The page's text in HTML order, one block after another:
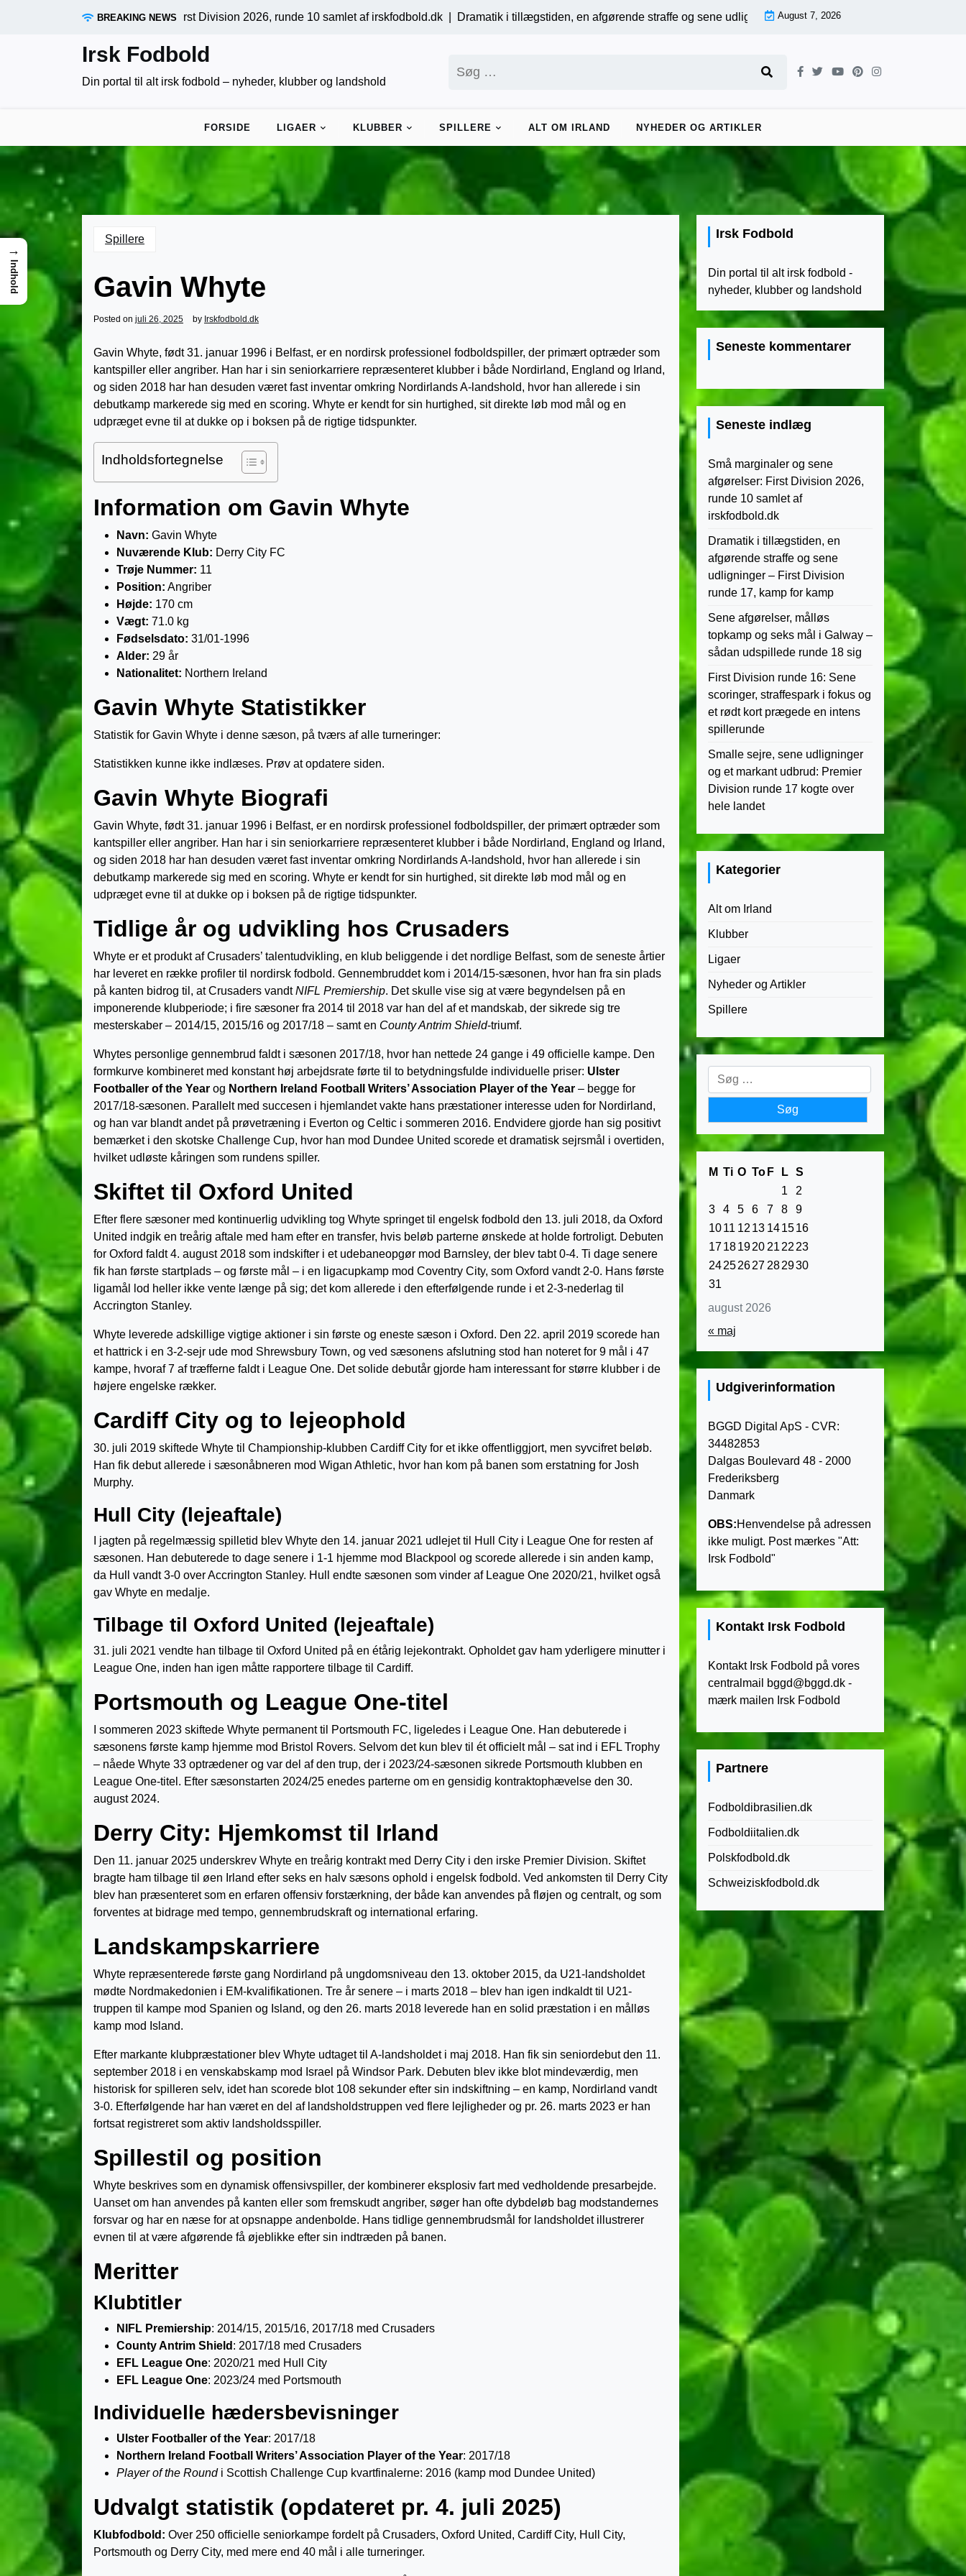
BREAKING NEWS
sene afgørelser: First Division 2026, runde 10 samlet af irskfodbold.dk |Dramatik i tillægstiden, en afgørende straffe og sene udligninger – First Division runde 17, kamp for kamp |
August 7, 2026
Irsk Fodbold
Din portal til alt irsk fodbold – nyheder, klubber og landshold
efter:
FORSIDE LIGAER KLUBBER SPILLERE ALT OM IRLAND NYHEDER OG ARTIKLER
Spillere
Gavin Whyte
Posted on juli 26, 2025 by Irskfodbold.dk
Gavin Whyte, født 31. januar 1996 i Belfast, er en nordirsk professionel fodboldspiller, der primært optræder som
kantspiller eller angriber. Han har i sin seniorkarriere repræsenteret klubber i både Nordirland, England og Irland,
og siden 2018 har han desuden været fast inventar omkring Nordirlands A-landshold, hvor han allerede i sin
debutkamp markerede sig med en scoring. Whyte er kendt for sin hurtighed, sit direkte løb mod mål og en
udpræget evne til at dukke op i boksen på de rigtige tidspunkter.
Indholdsfortegnelse
Information om Gavin Whyte
Navn: Gavin Whyte
Nuværende Klub: Derry City FC
Trøje Nummer: 11
Position: Angriber
Højde: 170 cm
Vægt: 71.0 kg
Fødselsdato: 31/01-1996
Alder: 29 år
Nationalitet: Northern Ireland
Gavin Whyte Statistikker
Statistik for Gavin Whyte i denne sæson, på tværs af alle turneringer:
Statistikken kunne ikke indlæses. Prøv at opdatere siden.
Gavin Whyte Biografi
Gavin Whyte, født 31. januar 1996 i Belfast, er en nordirsk professionel fodboldspiller, der primært optræder som
kantspiller eller angriber. Han har i sin seniorkarriere repræsenteret klubber i både Nordirland, England og Irland,
og siden 2018 har han desuden været fast inventar omkring Nordirlands A-landshold, hvor han allerede i sin
debutkamp markerede sig med en scoring. Whyte er kendt for sin hurtighed, sit direkte løb mod mål og en
udpræget evne til at dukke op i boksen på de rigtige tidspunkter.
Tidlige år og udvikling hos Crusaders
Whyte er et produkt af Crusaders’ talentudvikling, en klub beliggende i det nordlige Belfast, som de seneste årtier
har leveret en række profiler til nordirsk fodbold. Gennembruddet kom i 2014/15-sæsonen, hvor han fra sin plads
på kanten bidrog til, at Crusaders vandtNIFL Premiership. Det skulle vise sig at være begyndelsen på en
imponerende klubperiode; i fire sæsoner fra 2014 til 2018 var han del af et mandskab, der sikrede sig tre
mesterskaber – 2014/15, 2015/16 og 2017/18 – samt en County Antrim Shield-triumf.
Whytes personlige gennembrud faldt i sæsonen 2017/18, hvor han nettede 24 gange i 49 officielle kampe. Den
formkurve kombineret med konstant høj arbejdsrate førte til to betydningsfulde individuelle priser: Ulster
Footballer of the Year og Northern Ireland Football Writers’ Association Player of the Year – begge for
2017/18-sæsonen. Parallelt med succesen i hjemlandet vakte hans præstationer interesse uden for Nordirland,
og han var blandt andet på prøvetræning i Everton og Celtic i sommeren 2016. Endvidere gjorde han sig positivt
bemærket i den skotske Challenge Cup, hvor han mod Dundee United scorede et dramatisk sejrsmål i overtiden,
hvilket udløste kåringen som rundens spiller.
Skiftet til Oxford United
Efter flere sæsoner med kontinuerlig udvikling tog Whyte springet til engelsk fodbold den 13. juli 2018, da Oxford
United indgik en treårig aftale med ham efter en transfer, hvis beløb parterne ønskede at holde fortroligt. Debuten
for Oxford faldt 4. august 2018 som indskifter i et udebaneopgør mod Barnsley, der blev tabt 0-4. Ti dage senere
fik han første startplads – og første mål – i en ligacupkamp mod Coventry City, som Oxford vandt 2-0. Hans første
ligamål lod heller ikke vente længe på sig; det kom allerede i den efterfølgende runde i et 2-3-nederlag til
Accrington Stanley.
Whyte leverede adskillige vigtige aktioner i sin første og eneste sæson i Oxford. Den 22. april 2019 scorede han
et hattrick i en 3-2-sejr ude mod Shrewsbury Town, og ved sæsonens afslutning stod han noteret for 9 mål i 47
kampe, hvoraf 7 af træfferne faldt i League One. Det solide debutår gjorde ham interessant for større klubber i de
højere engelske rækker.
Cardiff City og to lejeophold
30. juli 2019 skiftede Whyte til Championship-klubben Cardiff City for et ikke offentliggjort, men syvcifret beløb.
Han fik debut allerede i sæsonåbneren mod Wigan Athletic, hvor han kom på banen som erstatning for Josh
Murphy.
Hull City (lejeaftale)
I jagten på regelmæssig spilletid blev Whyte den 14. januar 2021 udlejet til Hull City i League One for resten af
sæsonen. Han debuterede to dage senere i 1-1 hjemme mod Blackpool og scorede allerede i sin anden kamp,
da Hull vandt 3-0 over Accrington Stanley. Hull endte sæsonen som vinder af League One 2020/21, hvilket også
gav Whyte en medalje.
Tilbage til Oxford United (lejeaftale)
31. juli 2021 vendte han tilbage til Oxford United på en étårig lejekontrakt. Opholdet gav ham yderligere minutter i
League One, inden han igen måtte rapportere tilbage til Cardiff.
Portsmouth og League One-titel
I sommeren 2023 skiftede Whyte permanent til Portsmouth FC, ligeledes i League One. Han debuterede i
sæsonens første kamp hjemme mod Bristol Rovers. Selvom det kun blev til ét officielt mål – sat ind i EFL Trophy
– nåede Whyte 33 optrædener og var del af den trup, der i 2023/24-sæsonen sikrede Portsmouth klubben en
League One-titel. Efter sæsonstarten 2024/25 enedes parterne om en gensidig kontraktophævelse den 30.
august 2024.
Derry City: Hjemkomst til Irland
Den 11. januar 2025 underskrev Whyte en treårig kontrakt med Derry City i den irske Premier Division. Skiftet
bragte ham tilbage til øen Irland efter seks en halv sæsons ophold i engelsk fodbold. Ved ankomsten til Derry City
blev han præsenteret som en erfaren offensiv forstærkning, der både kan anvendes på fløjen og centralt, og som
forventes at bidrage med tempo, gennembrudskraft og international erfaring.
Landskampskarriere
Whyte repræsenterede første gang Nordirland på ungdomsniveau den 13. oktober 2015, da U21-landsholdet
mødte Nordmakedonien i EM-kvalifikationen. Tre år senere – i marts 2018 – blev han igen indkaldt til U21-
truppen til kampe mod Spanien og Island, og den 26. marts 2018 leverede han en solid præstation i en målløs
kamp mod Island.
Efter markante klubpræstationer blev Whyte udtaget til A-landsholdet i maj 2018. Han fik sin seniordebut den 11.
september 2018 i en venskabskamp mod Israel på Windsor Park. Debuten blev ikke blot mindeværdig, men
historisk for spilleren selv, idet han scorede blot 108 sekunder efter sin indskiftning – en kamp, Nordirland vandt
3-0. Efterfølgende har han været en del af landsholdstruppen ved flere lejligheder og pr. 26. marts 2023 er han
fortsat registreret som aktiv landsholdsspiller.
Spillestil og position
Whyte beskrives som en dynamisk offensivspiller, der kombinerer eksplosiv fart med vedholdende presarbejde.
Uanset om han anvendes på kanten eller som fremskudt angriber, søger han ofte dybdeløb bag modstandernes
forsvar og har en næse for at opsnappe andenbolde. Hans tidlige gennembrudsmål for landsholdet illustrerer
evnen til at være afgørende få øjeblikke efter sin indtræden på banen.
Meritter
Klubtitler
NIFL Premiership: 2014/15, 2015/16, 2017/18 med Crusaders
County Antrim Shield : 2017/18 med Crusaders
EFL League One: 2020/21 med Hull City
EFL League One: 2023/24 med Portsmouth
Individuelle hædersbevisninger
Ulster Footballer of the Year: 2017/18
Northern Ireland Football Writers’ Association Player of the Year: 2017/18
Player of the Roundi Scottish Challenge Cup kvartfinalerne: 2016 (kamp mod Dundee United)
Udvalgt statistik (opdateret pr. 4. juli 2025)
Klubfodbold: Over 250 officielle seniorkampe fordelt på Crusaders, Oxford United, Cardiff City, Hull City,
Portsmouth og Derry City, med mere end 40 mål i alle turneringer.
Irsk Fodbold
Din portal til alt irsk fodbold -
nyheder, klubber og landshold
Seneste kommentarer
Seneste indlæg
Små marginaler og sene
afgørelser: First Division 2026,
runde 10 samlet af
irskfodbold.dk
Dramatik i tillægstiden, en
afgørende straffe og sene
udligninger – First Division
runde 17, kamp for kamp
Sene afgørelser, målløs
topkamp og seks mål i Galway –
sådan udspillede runde 18 sig
First Division runde 16: Sene
scoringer, straffespark i fokus og
et rødt kort prægede en intens
spillerunde
Smalle sejre, sene udligninger
og et markant udbrud: Premier
Division runde 17 kogte over
hele landet
Kategorier
Alt om Irland
Klubber
Ligaer
Nyheder og Artikler
Spillere
Søg
efter:
august 2026
M Ti O To F L S
1
2
3
4 5 6 7 8
9
1011 12 13 141516
17181920 21 22 23
24252627 282930
31
« maj
Udgiverinformation
BGGD Digital ApS - CVR:
34482853
Dalgas Boulevard 48 - 2000
Frederiksberg
Danmark
OBS:Henvendelse på adressen
ikke muligt. Post mærkes "Att:
Irsk Fodbold"
Kontakt Irsk Fodbold
Kontakt Irsk Fodbold på vores
centralmail
bggd@bggd.dk -
mærk mailen Irsk Fodbold
Partnere
Fodboldibrasilien.dk
Fodboldiitalien.dk
Polskfodbold.dk
Schweiziskfodbold.dk
→
Indhold